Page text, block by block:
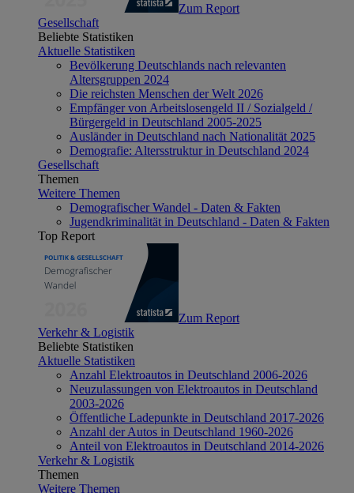
Zum Report
Gesellschaft
Beliebte Statistiken
Aktuelle Statistiken
Bevölkerung Deutschlands nach relevanten
Altersgruppen 2024
Die reichsten Menschen der Welt 2026
Empfänger von Arbeitslosengeld II / Sozialgeld /
Bürgergeld in Deutschland 2005-2025
Ausländer in Deutschland nach Nationalität 2025
Demografie: Altersstruktur in Deutschland 2024
Gesellschaft
Themen
Weitere Themen
Demografischer Wandel - Daten & Fakten
Jugendkriminalität in Deutschland - Daten & Fakten
Top Report
Zum Report
Verkehr & Logistik
Beliebte Statistiken
Aktuelle Statistiken
Anzahl Elektroautos in Deutschland 2006-2026
Neuzulassungen von Elektroautos in Deutschland
2003-2026
Öffentliche Ladepunkte in Deutschland 2017-2026
Anzahl der Autos in Deutschland 1960-2026
Anteil von Elektroautos in Deutschland 2014-2026
Verkehr & Logistik
Themen
Weitere Themen